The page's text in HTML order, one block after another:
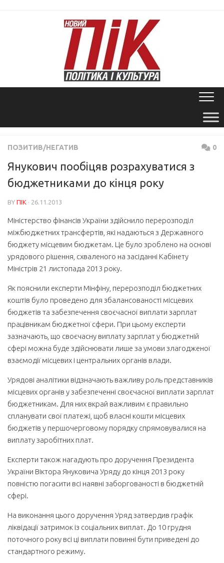
ПОЗИТИВ/НЕГАТИВ 0
Янукович пообіцяв розрахуватися з
бюджетниками до кінця року
BY ПІК · 26.11.2013
Міністерство фінансів України здійснило перерозподіл
міжбюджетних трансфертів, які надаються з Державного
бюджету місцевим бюджетам. Це було зроблено на основі
урядового рішення, схваленого на засіданні Кабінету
Міністрів 21 листопада 2013 року.
Як пояснили експерти Мінфіну, перерозподіл бюджетних
коштів було проведено для збалансованості місцевих
бюджетів та забезпечення своєчасної виплати зарплат
працівникам бюджетної сфери. При цьому експерти
зазначають, що своєчасну ви­плату зарплат у бюджетній
сфері можна буде здійснювати лише за умови злагодженої
взаємодії місцевих і центральних органів влади.
Урядові аналітики відзначають важливу роль представників
місцевих органів у забезпеченні своєчасної виплати зарплат
бюджетникам. Для них вкрай важливим є правильно
спланувати свої платежі, щоб власні кошти місцевих
бюджетів у першо­черговому порядку спрямовувалися на
виплату заробітних плат.
Експерти також нагадують про доручення Президента
України Віктора Януковича Уряду до кінця 2013 року
повністю погасити всі наявні заборгованості в бюджетній
сфері.
На виконання цього доручення Уряд затвердив графік
ліквідації затримок із со­ціальних виплат. До 10 грудня
поточного року всі ці виплати повинні бути приведені до
стандартного режиму.